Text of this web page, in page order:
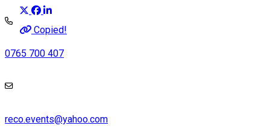
Copied!
0765 700 407
reco.events@yahoo.com